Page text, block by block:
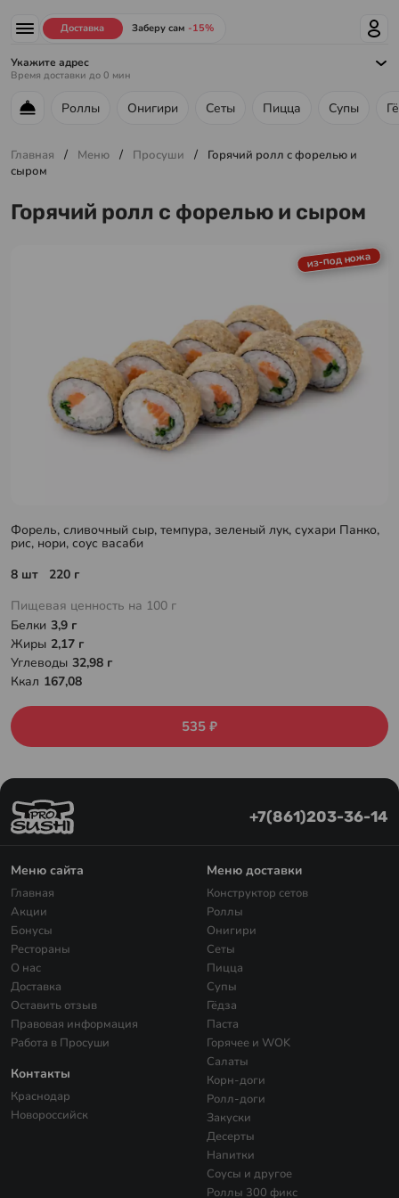
Доставка Заберу сам -15%
Укажите адрес
Время доставки до 0 мин
Меню ресторана
Роллы Онигири Сеты Пицца Супы
Главная / Меню / Просуши /
Горячий ролл с форелью и
сыром
Горячий ролл с форелью и сыром
из-под ножа
Форель, сливочный сыр, темпура, зеленый лук, сухари Панко,
рис, нори, соус васаби
8 шт 220 г
Пищевая ценность на 100 г
Белки 3,9 г
Жиры 2,17 г
Углеводы 32,98 г
Ккал 167,08
535 ₽
+7(861)203-36-14
Меню сайта
Главная
Акции
Бонусы
Рестораны
О нас
Доставка
Оставить отзыв
Правовая информация
Работа в Просуши
Контакты
Краснодар
Новороссийск
Меню доставки
Конструктор сетов
Роллы
Онигири
Сеты
Пицца
Супы
Гёдза
Паста
Горячее и WOK
Салаты
Корн-доги
Ролл-доги
Закуски
Десерты
Напитки
Соусы и другое
Роллы 300 фикс